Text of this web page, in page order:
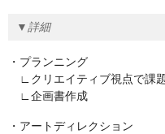
▼詳細
・プランニング
∟クリエイティブ視点で課
∟企画書作成
・アートディレクション